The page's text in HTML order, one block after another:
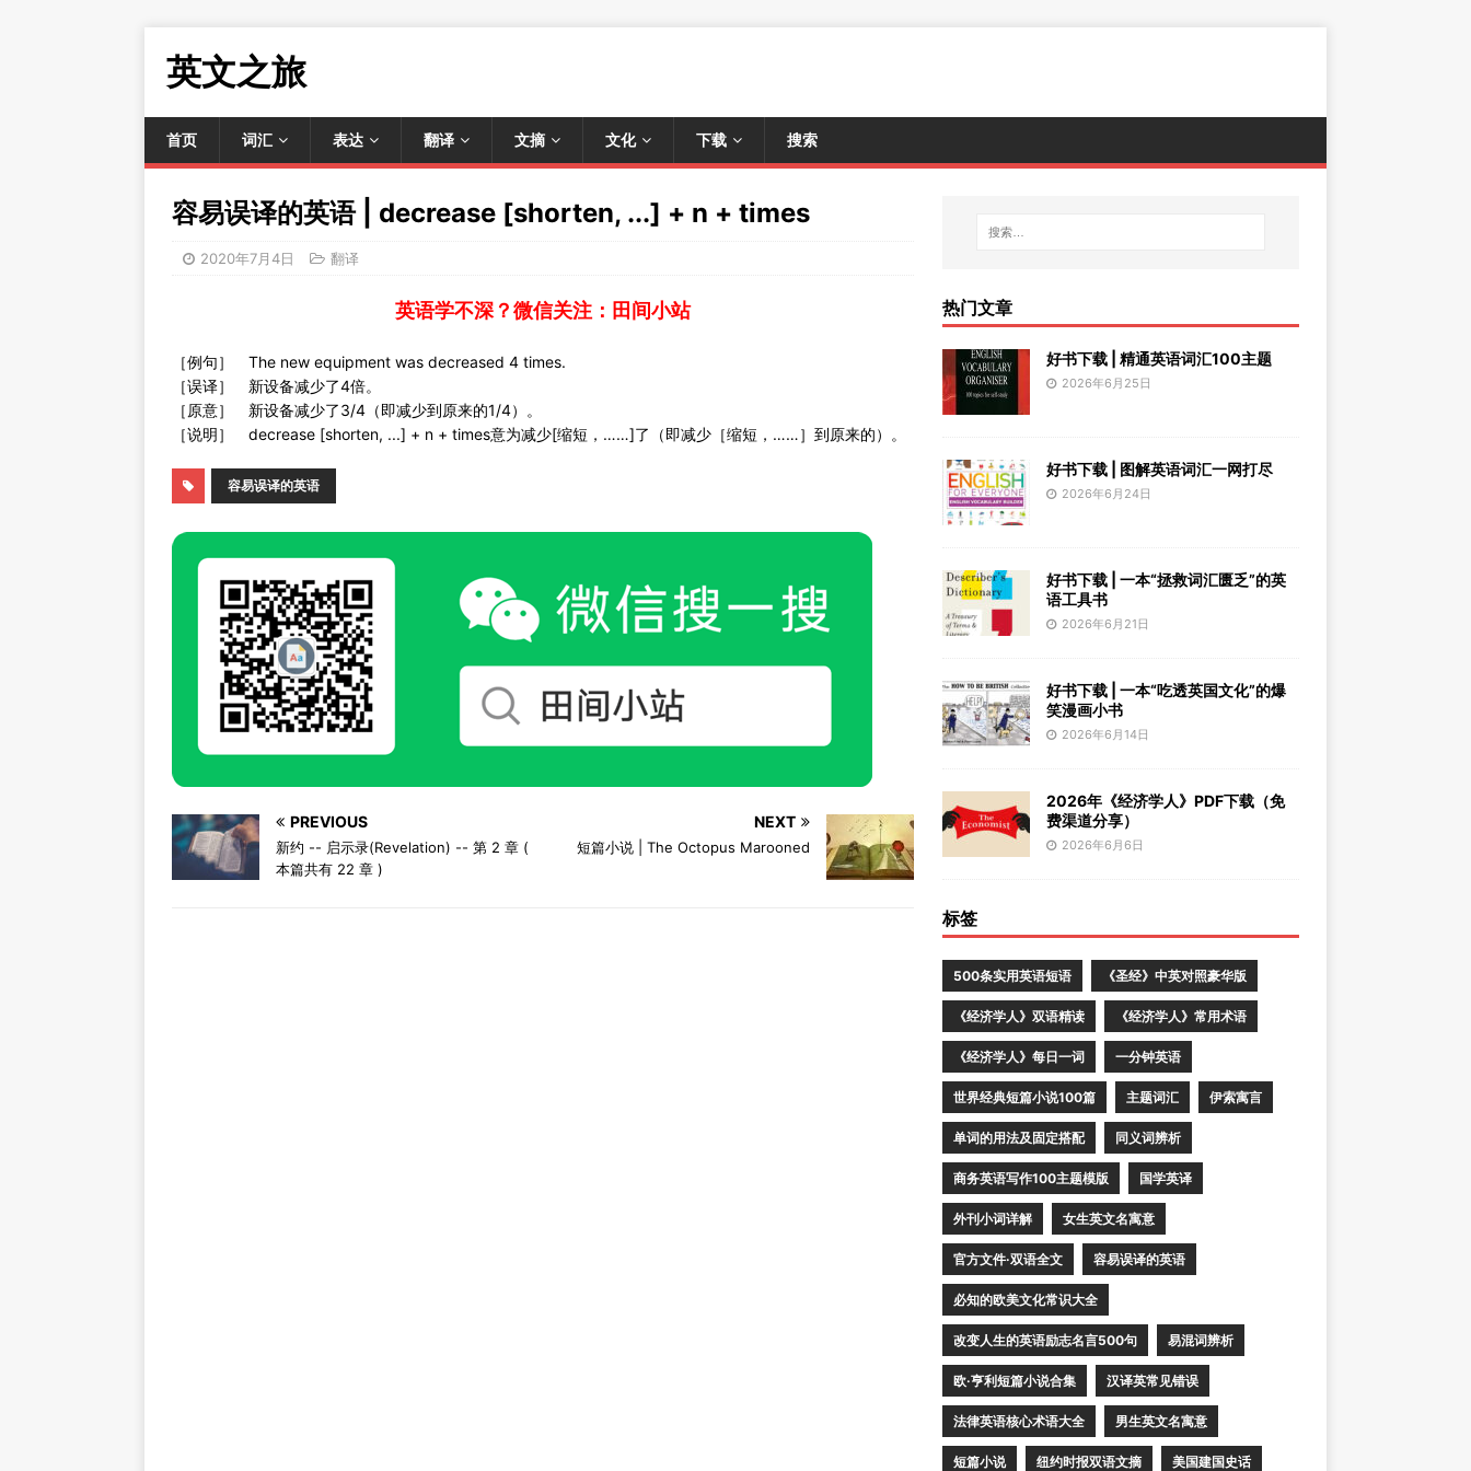
英文之旅
首页 词汇 表达 翻译 文摘 文化 下载 搜索
容易误译的英语 | decrease [shorten, ...] + n + times
2020年7月4日 翻译
英语学不深？微信关注：田间小站
［例句］ The new equipment was decreased 4 times.
［误译］ 新设备减少了4倍。
［原意］ 新设备减少了3/4（即减少到原来的1/4）。
［说明］ decrease [shorten, ...] + n + times意为减少[缩短，……]了（即减少［缩短，……］到原来的）。
容易误译的英语
PREVIOUS
新约 -- 启示录(Revelation) -- 第 2 章 (
本篇共有 22 章 )
NEXT
短篇小说 | The Octopus Marooned
热门文章
好书下载 | 精通英语词汇100主题
2026年6月25日
好书下载 | 图解英语词汇一网打尽
2026年6月24日
好书下载 | 一本“拯救词汇匮乏”的英
语工具书
2026年6月21日
好书下载 | 一本“吃透英国文化”的爆
笑漫画小书
2026年6月14日
2026年《经济学人》PDF下载（免
费渠道分享）
2026年6月6日
标签
500条实用英语短语 《圣经》中英对照豪华版
《经济学人》双语精读 《经济学人》常用术语
《经济学人》每日一词 一分钟英语
世界经典短篇小说100篇 主题词汇 伊索寓言
单词的用法及固定搭配 同义词辨析
商务英语写作100主题模版 国学英译
外刊小词详解 女生英文名寓意
官方文件·双语全文 容易误译的英语
必知的欧美文化常识大全
改变人生的英语励志名言500句 易混词辨析
欧·亨利短篇小说合集 汉译英常见错误
法律英语核心术语大全 男生英文名寓意
短篇小说 纽约时报双语文摘 美国建国史话